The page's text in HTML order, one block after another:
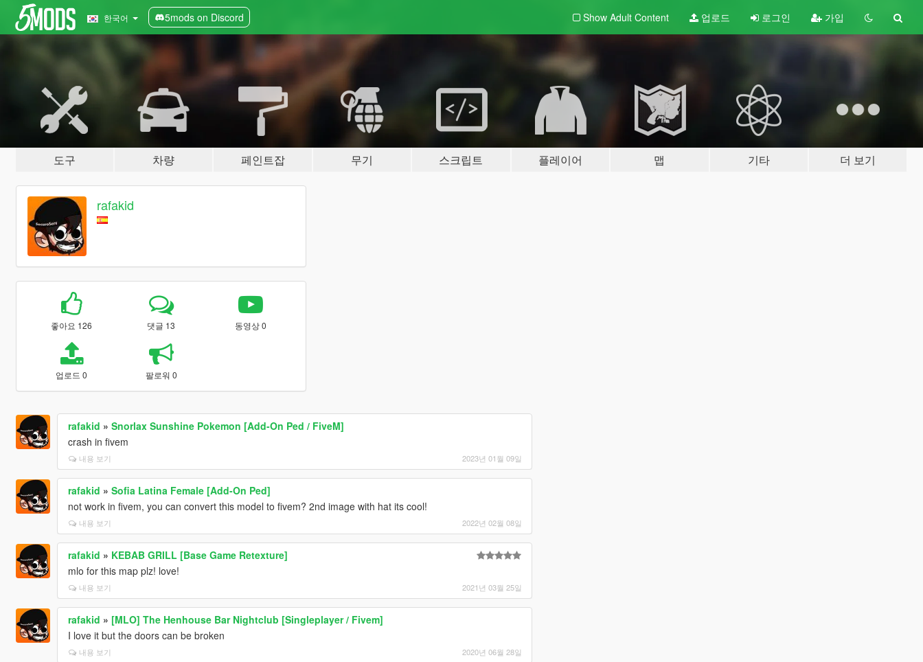
한국어 5mods on Discord Show Adult Content 업로드 로그인 가입
도구 차량 페인트잡 무기 스크립트 플레이어 맵 기타 더 보기
rafakid
좋아요 126 댓글 13 동영상 0
업로드 0 팔로워 0
rafakid » Snorlax Sunshine Pokemon [Add-On Ped / FiveM]
crash in fivem
내용 보기 2023년 01월 09일
rafakid » Sofia Latina Female [Add-On Ped]
not work in fivem, you can convert this model to fivem? 2nd image with hat its cool!
내용 보기 2022년 02월 08일
rafakid » KEBAB GRILL [Base Game Retexture]
mlo for this map plz! love!
내용 보기 2021년 03월 25일
rafakid » [MLO] The Henhouse Bar Nightclub [Singleplayer / Fivem]
I love it but the doors can be broken
내용 보기 2020년 06월 28일